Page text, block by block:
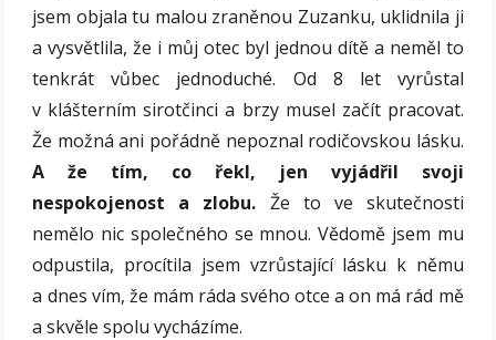
jsem objala tu malou zraněnou Zuzanku, uklidnila ji
a vysvětlila, že i můj otec byl jednou dítě a neměl to
tenkrát vůbec jednoduché. Od 8 let vyrůstal
v klášterním sirotčinci a brzy musel začít pracovat.
Že možná ani pořádně nepoznal rodičovskou lásku.
A že tím, co řekl, jen vyjádřil svoji
nespokojenost a zlobu. Že to ve skutečnosti
nemělo nic společného se mnou. Vědomě jsem mu
odpustila, procítila jsem vzrůstající lásku k němu
a dnes vím, že mám ráda svého otce a on má rád mě
a skvěle spolu vycházíme.